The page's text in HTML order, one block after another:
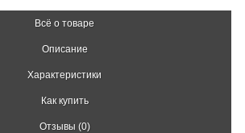
Всё о товаре
Описание
Характеристики
Как купить
Отзывы (0)